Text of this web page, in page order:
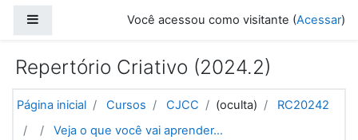
Você acessou como visitante (Acessar)
Repertório Criativo (2024.2)
Página inicial Cursos CJCC (oculta)
RC20242
Veja o que você vai aprender...